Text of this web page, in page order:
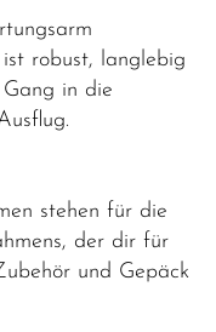
robust, langlebig
in die
stehen für die
der dir für
und Gepäck